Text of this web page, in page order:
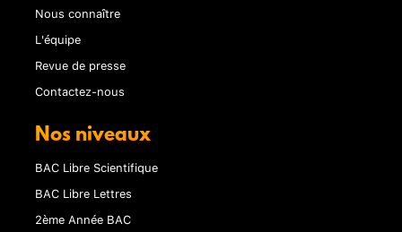
Nous connaître
L'équipe
Revue de presse
Contactez-nous
Nos niveaux
BAC Libre Scientifique
BAC Libre Lettres
2ème Année BAC